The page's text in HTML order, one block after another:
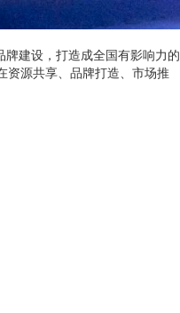
牌建设，打造成全国有影响力的
资源共享、品牌打造、市场推